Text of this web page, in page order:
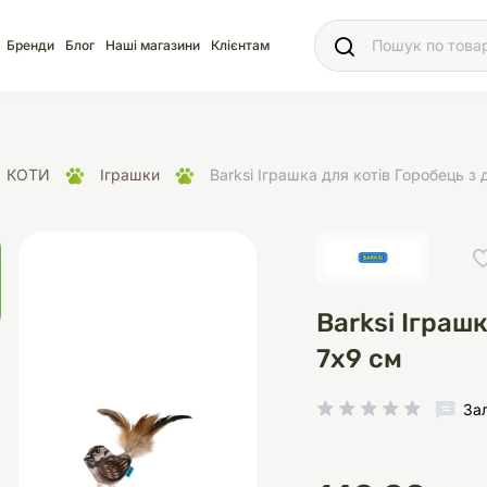
Наповнювачі
для кліток
Акваріуми
Бренди Блог Наші магазини Клієнтам
КОТИ Іграшки Barksi Іграшка для котів Горобець з
Barksi
7x9 см